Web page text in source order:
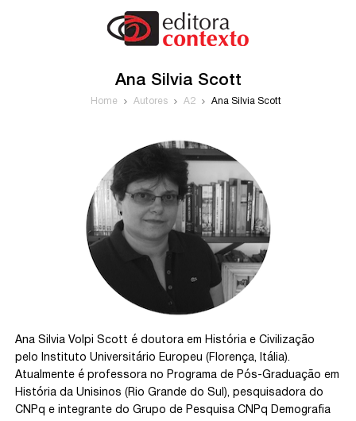
Ana Silvia Scott
Home Autores A2 Ana Silvia Scott
Ana Silvia Volpi Scott é doutora em História e Civilização
pelo Instituto Universitário Europeu (Florença, Itália).
Atualmente é professora no Programa de Pós-Graduação em
História da Unisinos (Rio Grande do Sul), pesquisadora do
CNPq e integrante do Grupo de Pesquisa CNPq Demografia